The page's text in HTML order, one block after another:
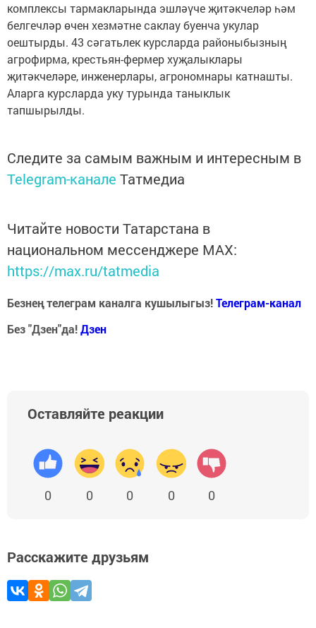
комплексы тармакларында эшләүче җитәкчеләр һәм
белгечләр өчен хезмәтне саклау буенча укулар
оештырды. 43 сәгатьлек курсларда районыбызның
агрофирма, крестьян-фермер хуҗалыклары
җитәкчеләре, инженерлары, агрономнары катнашты.
Аларга курсларда уку турында таныклык
тапшырылды.
Следите за самым важным и интересным в
Telegram-канале Татмедиа
Читайте новости Татарстана в
национальном мессенджере MАХ:
https://max.ru/tatmedia
Безнең телеграм каналга кушылыгыз!Телеграм-канал
Без "Дзен"да!Дзен
Оставляйте реакции
0 0 0 0 0
Расскажите друзьям